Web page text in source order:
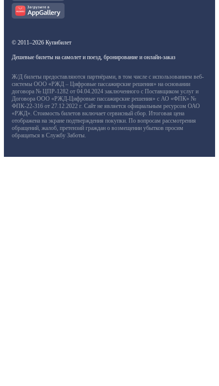
© 2011–2026 Купибилет
Дешевые билеты на самолет и поезд, бронирование и онлайн-заказ
Ж/Д билеты предоставляются партнёрами, в том числе с использованием веб-
системы ООО «РЖД – Цифровые пассажирские решения» на основании
договора № ЦПР-1282 от 04.04.2024 заключенного с Поставщиком услуг и
Договора ООО «РЖД-Цифровые пассажирские решения» с АО «ФПК» №
ФПК-22-316 от 27.12.2022 г. Сайт не является официальным ресурсом ОАО
«РЖД». Стоимость билетов включает сервисный сбор. Итоговая цена
отображена на экране подтверждения покупки. По вопросам рассмотрения
обращений, жалоб, претензий граждан о возмещении убытков просим
обращаться в Службу Заботы.